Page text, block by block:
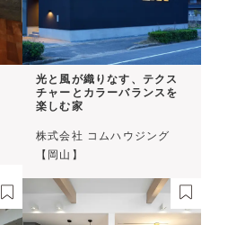
光と風が織りなす、テクス
チャーとカラーバランスを
楽しむ家
株式会社 コムハウジング
【岡山】